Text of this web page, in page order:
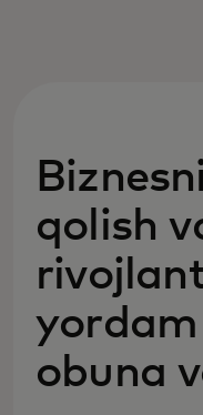
qolish
obuna